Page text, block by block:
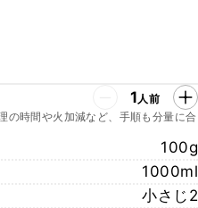
1人前
の時間や火加減など、手順も分量に合
100g
1000ml
小さじ2